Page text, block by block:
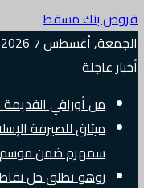
قروض بنك مسقط
الجمعة, أغسطس 7 2026
أخبار عاجلة
من أوراقي القديمة
ميثاق للصيرفة
سمهرم ضمن موسم